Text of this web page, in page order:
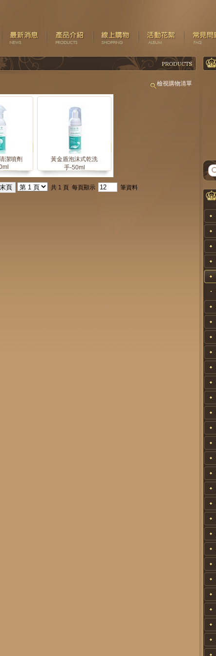
檢視購物清單
潔噴劑
黃金盾泡沫式乾洗
手-50ml
共 1 頁 每頁顯示 筆資料